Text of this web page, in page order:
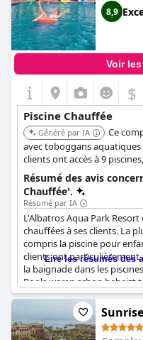
8,9
Voir
$
Piscine Chauffée
Généré par IA
Ce
avec toboggans
clients ont accès à 9
Résumé des avis
Chauffée'.
Résumé par IA
L'Albatros Aqua Park
chauffées à ses clients. La
compris la piscine pour
clients ont particulièrement
la baignade dans les
Pools waren schon beheizt
chauffées. Bien que
chauffée trop froide pour
globalement positifs et
installations de l'hôtel.
Lire les résumés des